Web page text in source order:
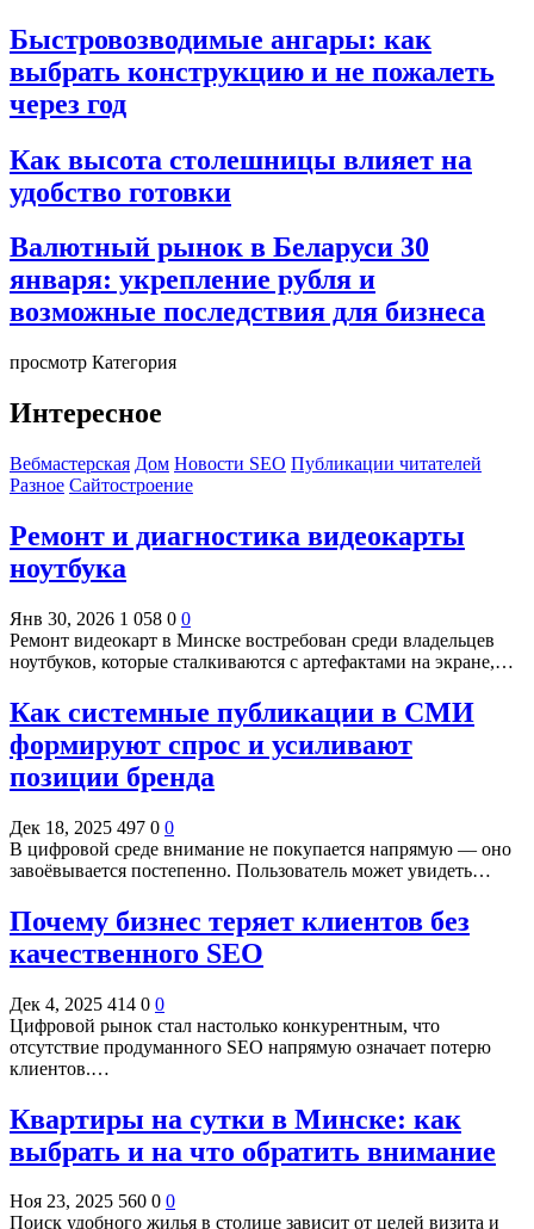
Быстровозводимые ангары: как
выбрать конструкцию и не пожалеть
через год
Как высота столешницы влияет на
удобство готовки
Валютный рынок в Беларуси 30
января: укрепление рубля и
возможные последствия для бизнеса
просмотр Категория
Интересное
Вебмастерская Дом Новости SEO Публикации читателей
Разное Сайтостроение
Ремонт и диагностика видеокарты
ноутбука
Янв 30, 2026 1 058 0 0
Ремонт видеокарт в Минске востребован среди владельцев
ноутбуков, которые сталкиваются с артефактами на экране,…
Как системные публикации в СМИ
формируют спрос и усиливают
позиции бренда
Дек 18, 2025 497 0 0
В цифровой среде внимание не покупается напрямую — оно
завоёвывается постепенно. Пользователь может увидеть…
Почему бизнес теряет клиентов без
качественного SEO
Дек 4, 2025 414 0 0
Цифровой рынок стал настолько конкурентным, что
отсутствие продуманного SEO напрямую означает потерю
клиентов.…
Квартиры на сутки в Минске: как
выбрать и на что обратить внимание
Ноя 23, 2025 560 0 0
Поиск удобного жилья в столице зависит от целей визита и